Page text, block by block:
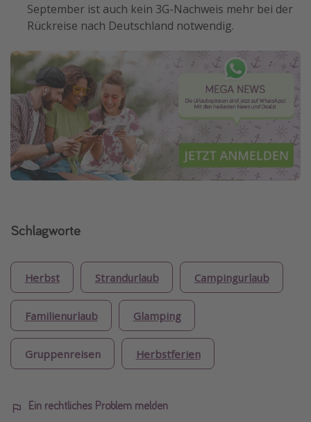
September ist auch kein 3G-Nachweis mehr bei der
Rückreise nach Deutschland notwendig.
Schlagworte
Herbst Strandurlaub Campingurlaub
Familienurlaub Glamping
Gruppenreisen Herbstferien
Ein rechtliches Problem melden